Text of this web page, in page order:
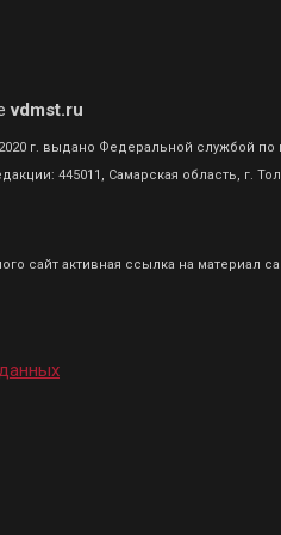
vdmst.ru
г. выдано Федеральной службой
445011, Самарская область, г.
сайт активная ссылка на материал